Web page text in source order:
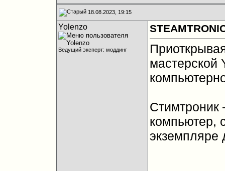
18.08.2023, 19:15
Yolenzo
Ведущий эксперт: моддинг
мастерской
компьютер,
экземпляре